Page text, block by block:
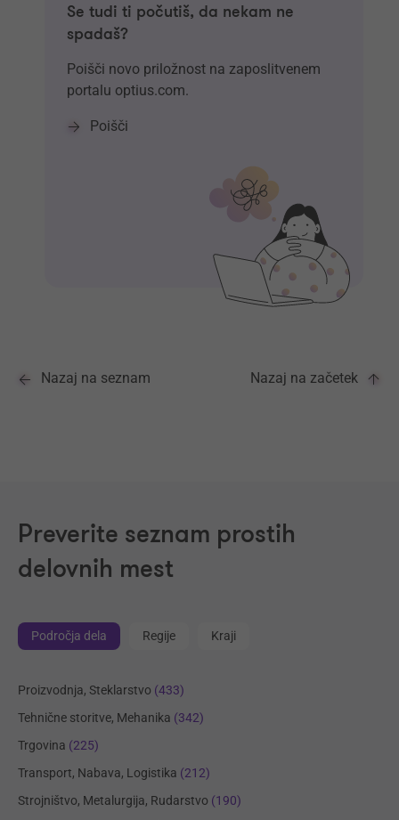
Se tudi ti počutiš, da nekam ne
spadaš?
Poišči novo priložnost na zaposlitvenem
portalu optius.com.
Poišči
Nazaj na seznam Nazaj na začetek
Preverite seznam prostih
delovnih mest
Področja dela Regije Kraji
Proizvodnja, Steklarstvo (433)
Tehnične storitve, Mehanika (342)
Trgovina (225)
Transport, Nabava, Logistika (212)
Strojništvo, Metalurgija, Rudarstvo (190)